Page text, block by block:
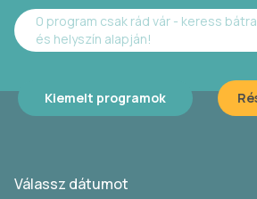
0 program csak rád vár - keress
és helyszín alapján!
Kiemelt programok
Válassz dátumot